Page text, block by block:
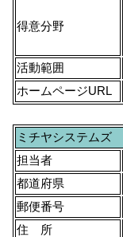
得意分野
活動範囲
ホームページURL
ミチヤシステムズ
担当者
都道府県
郵便番号
住 所